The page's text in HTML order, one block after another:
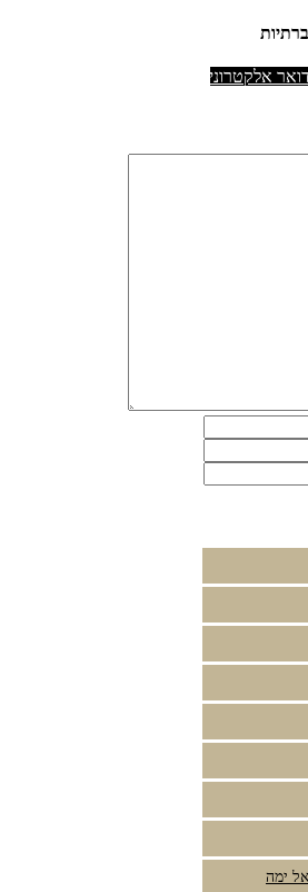
אלקטרוני
ימה